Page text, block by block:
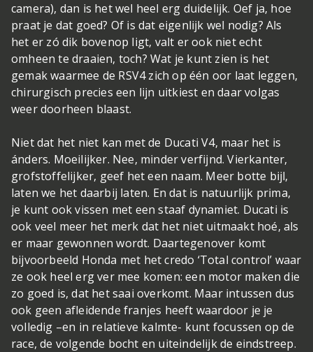
camera), dan is het wel heel erg duidelijk. Oef ja, hoe
praat je dat goed? Of is dat eigenlijk wel nodig? Als
het er zó dik bovenop ligt, valt er ook niet echt
omheen te draaien, toch? Wat je kunt zien is het
gemak waarmee de RSV4 zich op één oor laat leggen,
chirurgisch precies een lijn uitkiest en daar volgas
weer doorheen blaast.
Niet dat het niet kan met de Ducati V4, maar het is
ánders. Moeilijker. Nee, minder verfijnd. Vierkanter,
grofstoffelijker, geef het een naam. Meer botte bijl,
laten we het daarbij laten. En dat is natuurlijk prima,
je kunt ook vissen met een staaf dynamiet. Ducati is
ook veel meer het merk dat het niet uitmaakt hoé, als
er maar gewonnen wordt. Daartegenover komt
bijvoorbeeld Honda met het credo ‘Total control’ waar
ze ook heel erg ver mee komen: een motor maken die
zo goed is, dat het saai overkomt. Maar intussen dus
ook geen afleidende franjes heeft waardoor je je
volledig –en in relatieve kalmte- kunt focussen op de
race, de volgende bocht en uiteindelijk de eindstreep.